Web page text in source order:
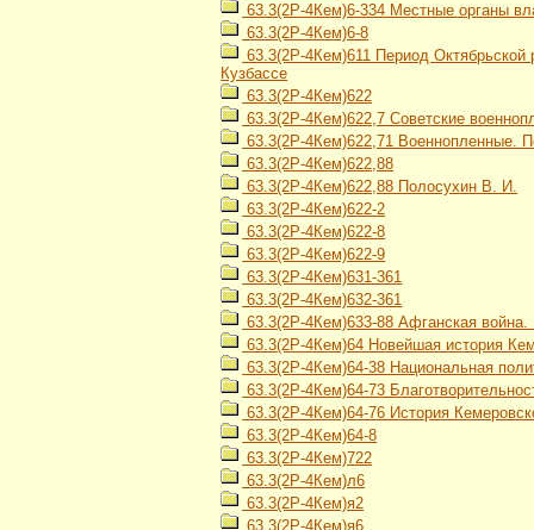
63.3(2Р-4Кем)6-334 Местные органы
63.3(2Р-4Кем)6-8
63.3(2Р-4Кем)611 Период Октябрьской
Кузбассе
63.3(2Р-4Кем)622
63.3(2Р-4Кем)622,7 Советские
63.3(2Р-4Кем)622,71 Военнопленные.
63.3(2Р-4Кем)622,88
63.3(2Р-4Кем)622,88 Полосухин В. И.
63.3(2Р-4Кем)622-2
63.3(2Р-4Кем)622-8
63.3(2Р-4Кем)622-9
63.3(2Р-4Кем)631-361
63.3(2Р-4Кем)632-361
63.3(2Р-4Кем)633-88 Афганская война.
63.3(2Р-4Кем)64 Новейшая история
63.3(2Р-4Кем)64-38 Национальная
63.3(2Р-4Кем)64-73
63.3(2Р-4Кем)64-76 История
63.3(2Р-4Кем)64-8
63.3(2Р-4Кем)722
63.3(2Р-4Кем)л6
63.3(2Р-4Кем)я2
63.3(2Р-4Кем)я6